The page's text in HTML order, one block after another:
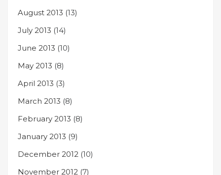
August 2013 (13)
July 2013 (14)
June 2013 (10)
May 2013 (8)
April 2013 (3)
March 2013 (8)
February 2013 (8)
January 2013 (9)
December 2012 (10)
November 2012 (7)